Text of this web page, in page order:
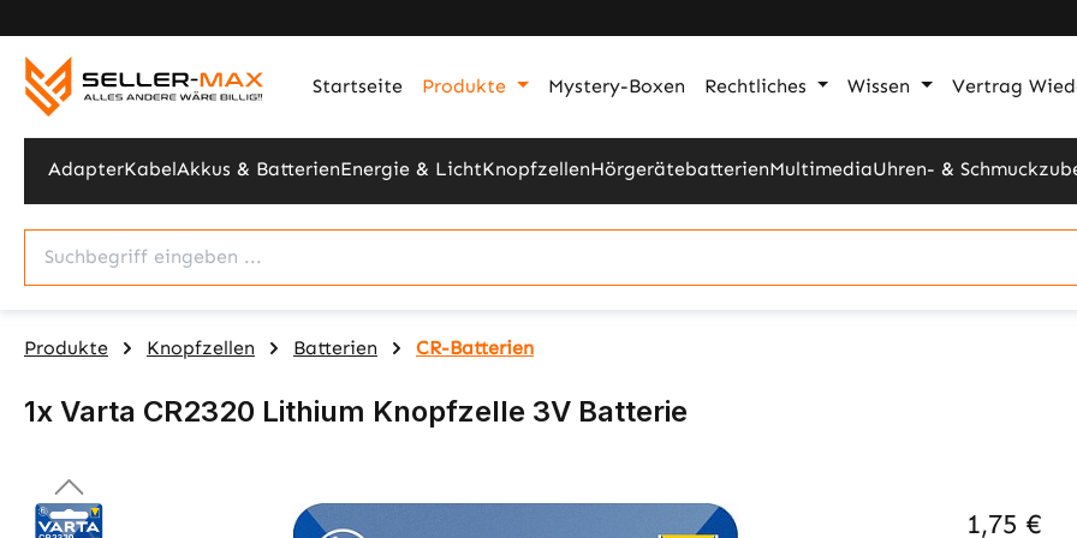
Startseite Produkte Mystery-Boxen Rechtliches Wissen Vertrag
AdapterKabelAkkus & BatterienEnergie & LichtKnopfzellenHörgerätebatterienMultimediaUhren- &
Produkte Knopfzellen Batterien CR-Batterien
1x Varta CR2320 Lithium Knopfzelle 3V Batterie
Bildergalerie überspringen 1,75 €